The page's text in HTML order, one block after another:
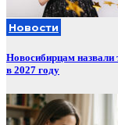
Новости
Новосибирцам назвали
в 2027 году